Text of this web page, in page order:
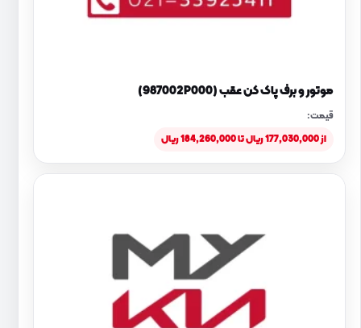
موتور و برف پاک کن عقب (987002P000)
قیمت:
از 177,030,000 ریال تا 184,260,000 ریال